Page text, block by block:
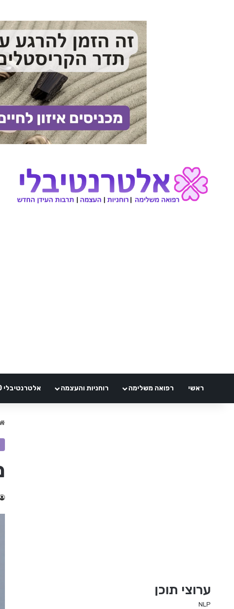
ראשי רפואה משלימה רוחניות והעצמה אלטרנטיבלי VOD
ערוצי תוכן
NLP